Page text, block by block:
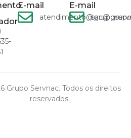
E-mail E-mail
Grupo Servnac. Todos os direitos
reservados.